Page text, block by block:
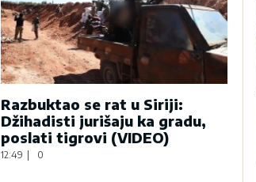
Razbuktao se rat u Siriji:
Džihadisti jurišaju ka gradu,
poslati tigrovi (VIDEO)
12:49 | 0